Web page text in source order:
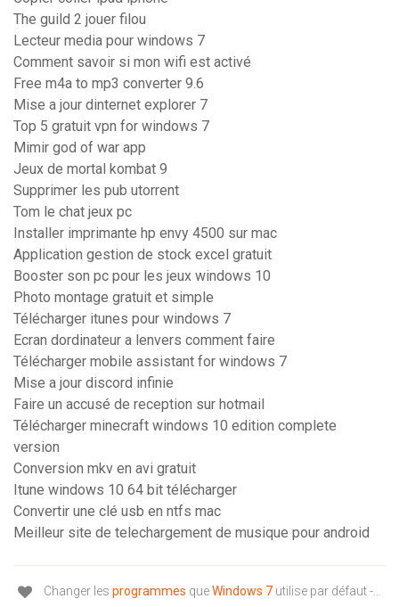
The guild 2 jouer filou
Lecteur media pour windows 7
Comment savoir si mon wifi est activé
Free m4a to mp3 converter 9.6
Mise a jour dinternet explorer 7
Top 5 gratuit vpn for windows 7
Mimir god of war app
Jeux de mortal kombat 9
Supprimer les pub utorrent
Tom le chat jeux pc
Installer imprimante hp envy 4500 sur mac
Application gestion de stock excel gratuit
Booster son pc pour les jeux windows 10
Photo montage gratuit et simple
Télécharger itunes pour windows 7
Ecran dordinateur a lenvers comment faire
Télécharger mobile assistant for windows 7
Mise a jour discord infinie
Faire un accusé de reception sur hotmail
Télécharger minecraft windows 10 edition complete
version
Conversion mkv en avi gratuit
Itune windows 10 64 bit télécharger
Convertir une clé usb en ntfs mac
Meilleur site de telechargement de musique pour android
Changer les programmes queWindows 7 utilise par défaut -…